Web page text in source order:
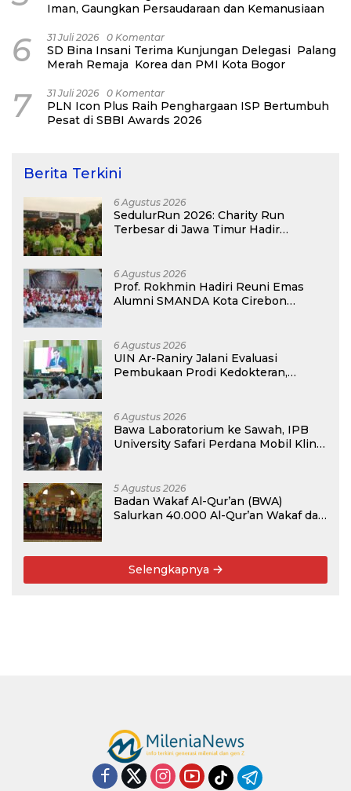
Iman, Gaungkan Persaudaraan dan Kemanusiaan
6 31 Juli 2026 0 Komentar
SD Bina Insani Terima Kunjungan Delegasi Palang
Merah Remaja Korea dan PMI Kota Bogor
7 31 Juli 2026 0 Komentar
PLN Icon Plus Raih Penghargaan ISP Bertumbuh
Pesat di SBBI Awards 2026
Berita Terkini
6 Agustus 2026
SedulurRun 2026: Charity Run
Terbesar di Jawa Timur Hadir
Guru Honorer
6 Agustus 2026
Prof. Rokhmin Hadiri Reuni Emas
Alumni SMANDA Kota Cirebon
6 Agustus 2026
UIN Ar-Raniry Jalani Evaluasi
Pembukaan Prodi Kedokteran,
6 Agustus 2026
Bawa Laboratorium ke Sawah, IPB
University Safari Perdana Mobil Klinik
5 Agustus 2026
Badan Wakaf Al-Qur’an (BWA)
Salurkan 40.000 Al-Qur’an Wakaf dan
Selengkapnya